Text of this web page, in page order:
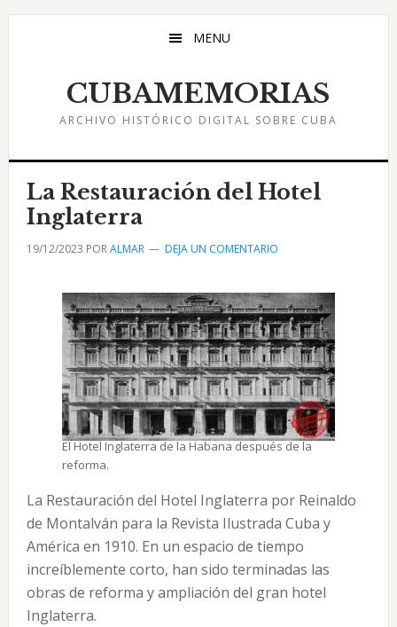
Saltar
Saltar
Saltar
MENU
CUBAMEMORIAS
ARCHIVO HISTÓRICO DIGITAL SOBRE CUBA
La Restauración del Hotel
Inglaterra
19/12/2023 PORALMAR DEJA UN COMENTARIO
El Hotel Inglaterra de la Habana después de la
reforma.
La Restauración del Hotel Inglaterra por Reinaldo
de Montalván para la Revista Ilustrada Cuba y
América en 1910. En un espacio de tiempo
increíblemente corto, han sido terminadas las
obras de reforma y ampliación del gran hotel
Inglaterra.